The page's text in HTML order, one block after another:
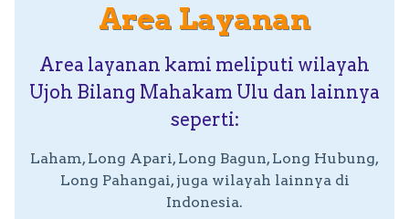
Area Layanan
Area layanan kami meliputi wilayah
Ujoh Bilang Mahakam Ulu dan lainnya
seperti:
Laham, Long Apari, Long Bagun, Long Hubung,
Long Pahangai, juga wilayah lainnya di
Indonesia.